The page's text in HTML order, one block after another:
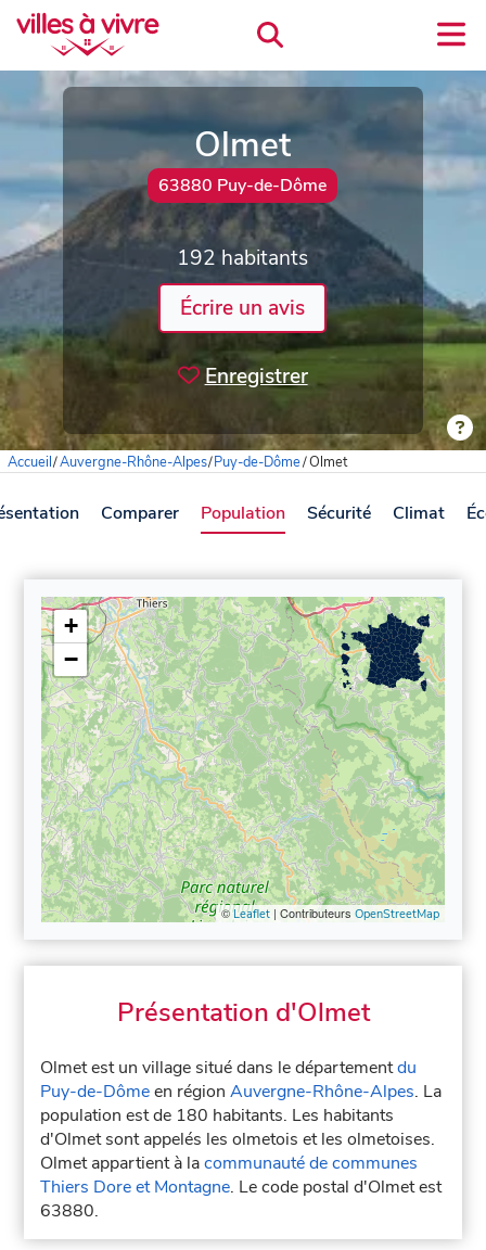
Olmet
63880 Puy-de-Dôme
192 habitants
Écrire un avis
Enregistrer
Accueil/Auvergne-Rhône-Alpes/Puy-de-Dôme/Olmet
Comparer Population Sécurité Climat
+
−
©Leaflet| Contributeurs OpenStreetMap
Présentation d'Olmet
Olmet est un village situé dans le départementdu
Puy-de-Dômeen régionAuvergne-Rhône-Alpes. La
population est de 180 habitants. Les habitants
d'Olmet sont appelés les olmetois et les olmetoises.
Olmet appartient à lacommunauté de communes
Thiers Dore et Montagne. Le code postal d'Olmet est
63880.